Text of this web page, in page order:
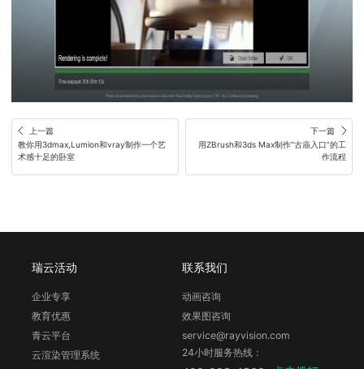
上一篇
教你用3dmax,Lumion和vray制作一个艺
术感十足的卧室
下一篇
用ZBrush和3ds Max制作“古庙入口”的工
作流程
瑞云活动
企业专享
教育优惠
青云平台
云渲染管理系统
联系我们
动画咨询
效果图咨询
service@rayvision.com
24小时服务热线：